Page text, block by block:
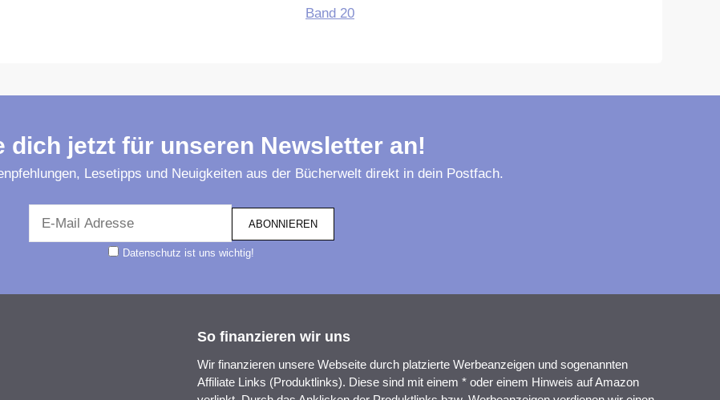
dich jetzt für unseren Newsletter an!
Lesetipps und Neuigkeiten aus der Bücherwelt direkt in dein Postfach.
Datenschutz ist uns wichtig!
So finanzieren wir uns
Wir finanzieren unsere Webseite durch platzierte Werbeanzeigen und sogenannten
Affiliate Links (Produktlinks). Diese sind mit einem * oder einem Hinweis auf Amazon